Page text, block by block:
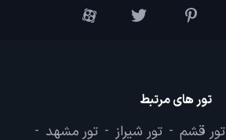
تور های مرتبط
تور قشم - تور شیراز - تور مشهد -